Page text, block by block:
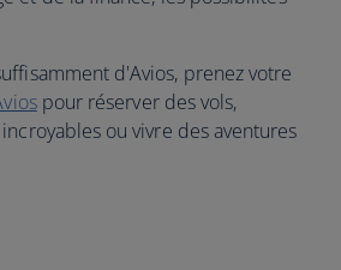
d'Avios, prenez votre
pour réserver des vols,
ou vivre des aventures